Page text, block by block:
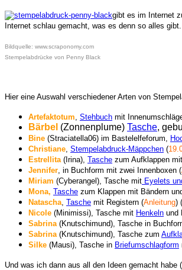
gibt es im Internet
Internet schlau gemacht, was es denn so alles gibt.
Bildquelle: www.scraponomy.com
Stempelabdrücke von Penny Black
Hier eine Auswahl verschiedener Arten von
Artefaktotum Stehbuch mit
Bärbel (Zonnenplume) Tasche,
Bine (Straciatella06) im Bastelelfeforum,
Christiane Stempelabdruck-Mäppchen (
Estrellita (Irina), Tasche zum Aufklappen
Jennifer , in Buchform mit zwei Innenboxen (
Miriam (Cyberangel), Tasche mit Eyelets
Mona, Tasche zum Klappen mit Bändern
Natascha Tasche mit Registern (Anleitung) (
Nicole (Minimissi), Tasche mit Henkeln und
Sabrina (Knutschimund), Tasche in
Sabrina (Knutschimund), Tasche zum
Silke (Mausi), Tasche in Briefumschlagform
Und was ich dann aus all den Ideen gemacht